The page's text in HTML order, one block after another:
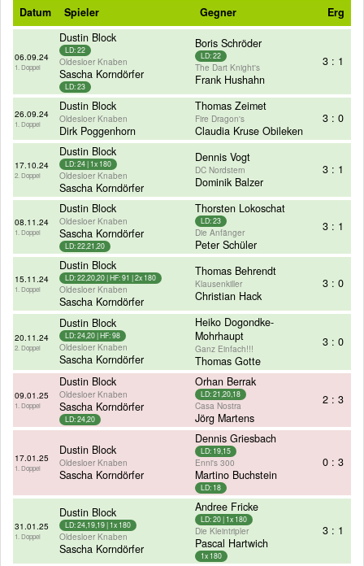
Datum Spieler Gegner Erg
06.09.24
1. Doppel
Dustin Block
LD: 22
Oldesloer Knaben
Sascha Korndörfer
LD: 23
Boris Schröder
LD: 22
The Dart Knight's
Frank Hushahn
3 : 1
26.09.24
1. Doppel
Dustin Block
Oldesloer Knaben
Dirk Poggenhorn
Thomas Zeimet
Fire Dragon's
Claudia Kruse Obileken
3 : 0
17.10.24
2. Doppel
Dustin Block
LD: 24 | 1x 180
Oldesloer Knaben
Sascha Korndörfer
Dennis Vogt
DC Nordstern
Dominik Balzer
3 : 1
08.11.24
1. Doppel
Dustin Block
Oldesloer Knaben
Sascha Korndörfer
LD: 22,21,20
Thorsten Lokoschat
LD: 23
Die Anfänger
Peter Schüler
3 : 1
15.11.24
1. Doppel
Dustin Block
LD: 22,20,20 | HF: 91 | 2x 180
Oldesloer Knaben
Sascha Korndörfer
Thomas Behrendt
Klausenkiller
Christian Hack
3 : 0
20.11.24
2. Doppel
Dustin Block
LD: 24,20 | HF: 98
Oldesloer Knaben
Sascha Korndörfer
Heiko Dogondke-
Mohrhaupt
Ganz Einfach!!!
Thomas Gotte
3 : 0
09.01.25
1. Doppel
Dustin Block
Oldesloer Knaben
Sascha Korndörfer
LD: 24,20
Orhan Berrak
LD: 21,20,18
Casa Nostra
Jörg Martens
2 : 3
17.01.25
1. Doppel
Dustin Block
Oldesloer Knaben
Sascha Korndörfer
Dennis Griesbach
LD: 19,15
Enni's 300
Martino Buchstein
LD: 18
0 : 3
31.01.25
1. Doppel
Dustin Block
LD: 24,19,19 | 1x 180
Oldesloer Knaben
Sascha Korndörfer
Andree Fricke
LD: 20 | 1x 180
Die Kleintripler
Pascal Hartwich
1x 180
3 : 1